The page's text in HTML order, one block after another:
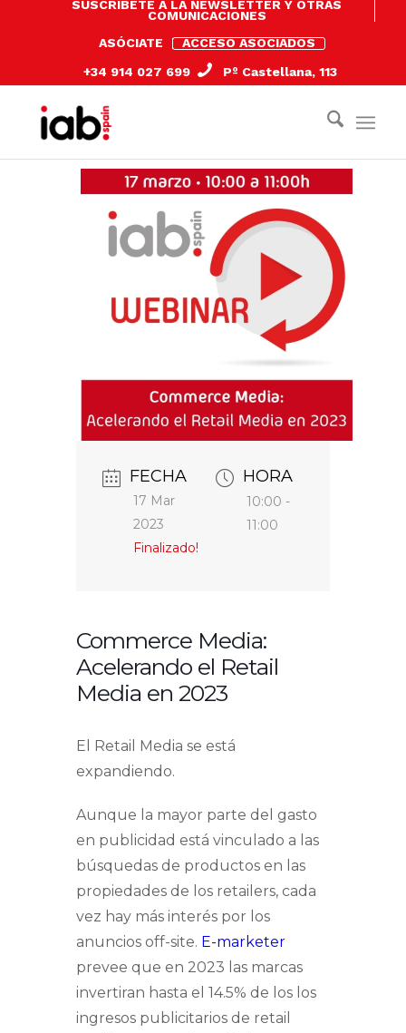
SUSCRÍBETE A LA NEWSLETTER Y OTRAS
COMUNICACIONES
ASÓCIATE
ACCESO ASOCIADOS
+34 914 027 699
Pº Castellana, 113
FECHA
17 Mar
2023
Finalizado!
HORA
10:00 -
11:00
Commerce Media:
Acelerando el Retail
Media en 2023
El Retail Media se está
expandiendo.
Aunque la mayor parte del gasto
en publicidad está vinculado a las
búsquedas de productos en las
propiedades de los retailers, cada
vez hay más interés por los
anuncios off-site. E-marketer
prevee que en 2023 las marcas
invertiran hasta el 14.5% de los los
ingresos publicitarios de retail